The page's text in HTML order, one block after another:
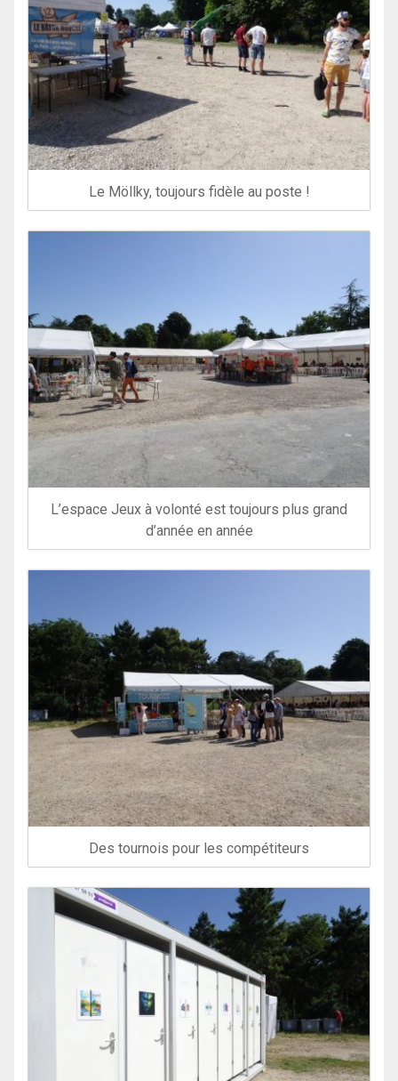
Le Möllky, toujours fidèle au poste !
L’espace Jeux à volonté est toujours plus grand
d’année en année
Des tournois pour les compétiteurs